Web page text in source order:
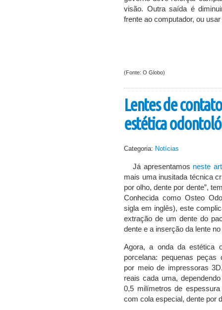
visão. Outra saída é
frente ao computador, ou
(Fonte: O Globo)
Lentes de
estética
Categoria: Notícias
Já apresentamos neste
mais uma inusitada técnica
por olho, dente por dente”,
Conhecida como Osteo
sigla em inglês), este
extração de um dente do
dente e a inserção da lente
Agora, a onda da estética
porcelana: pequenas peças
por meio de impressoras
reais cada uma,
0,5 milímetros de
com cola especial, dente por